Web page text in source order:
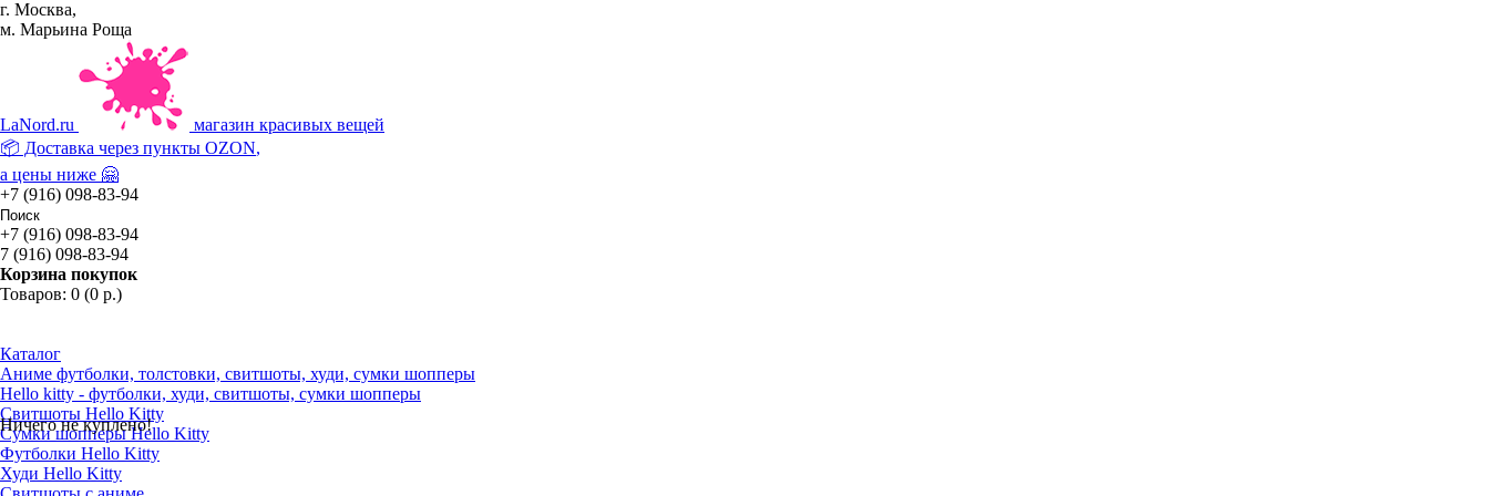
г. Москва,
м. Марьина Роща
LaNord.ru
магазин красивых вещей
📦 Доставка через пункты OZON,
а цены ниже 🤗
+7 (916) 098-83-94
+7 (916) 098-83-94
7 (916) 098-83-94
Корзина покупок
Товаров: 0 (0 р.)
Ничего не куплено!
Каталог
Аниме футболки, толстовки, свитшоты, худи, сумки шопперы
Hello kitty - футболки, худи, свитшоты, сумки шопперы
Свитшоты Hello Kitty
Сумки шопперы Hello Kitty
Футболки Hello Kitty
Худи Hello Kitty